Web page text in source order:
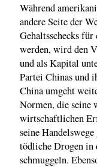
Während
andere Seite der
Gehaltsschecks für
werden, wird den
und als Kapital
Partei Chinas und
China umgeht
Normen, die seine
wirtschaftlichen
seine
tödliche Drogen in
schmuggeln.